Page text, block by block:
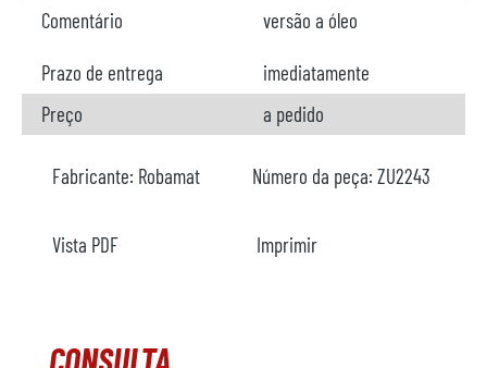
Comentário
versão a óleo
Prazo de entrega
imediatamente
Preço
a pedido
Fabricante: Robamat Número da peça: ZU2243
Vista PDF Imprimir
CONSULTA